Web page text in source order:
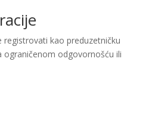
kao preduzetničku
ograničenom odgovornošću ili